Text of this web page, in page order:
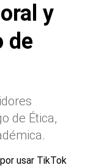
y
de
de Ética,